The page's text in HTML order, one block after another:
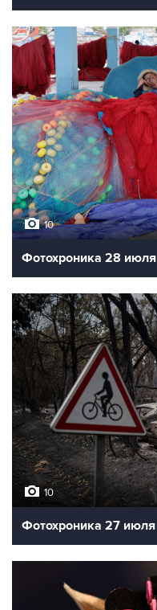
10
Фотохроника 28 июля
10
Фотохроника 27 июля